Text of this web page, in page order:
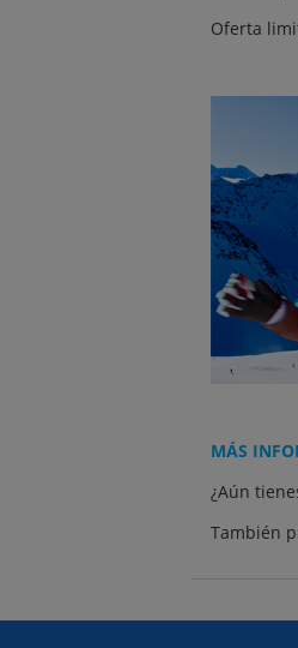
Oferta
MÁS
¿Aún
También